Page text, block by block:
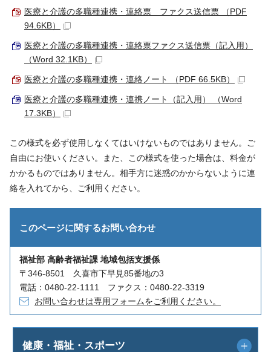
医療と介護の多職種連携・連絡票 ファクス送信票 （PDF
94.6KB）
医療と介護の多職種連携・連絡票ファクス送信票（記入用）
（Word 32.1KB）
医療と介護の多職種連携・連絡ノート （PDF 66.5KB）
医療と介護の多職種連携・連携ノート（記入用） （Word
17.3KB）
この様式を必ず使用しなくてはいけないものではありません。ご
自由にお使いください。また、この様式を使った場合は、料金が
かかるものではありません。相手方に迷惑のかからないように連
絡を入れてから、ご利用ください。
このページに関するお問い合わせ
福祉部 高齢者福祉課 地域包括支援係
〒346-8501 久喜市下早見85番地の3
電話：0480-22-1111 ファクス：0480-22-3319
お問い合わせは専用フォームをご利用ください。
健康・福祉・スポーツ